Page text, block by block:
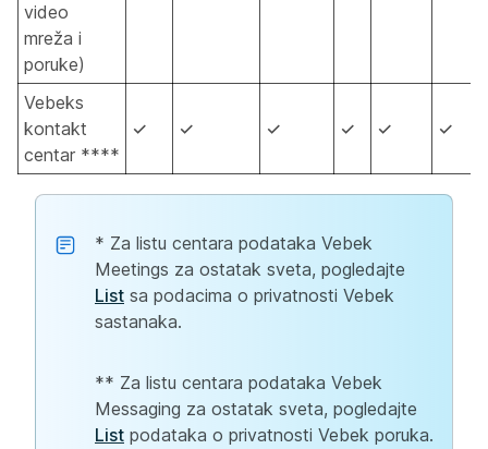
video
mreža i
poruke)
Vebeks
kontakt
centar ****
✓ ✓ ✓ ✓ ✓ ✓
* Za listu centara podataka Vebek
Meetings za ostatak sveta, pogledajte
List sa podacima o privatnosti Vebek
sastanaka.
** Za listu centara podataka Vebek
Messaging za ostatak sveta, pogledajte
List podataka o privatnosti Vebek poruka.